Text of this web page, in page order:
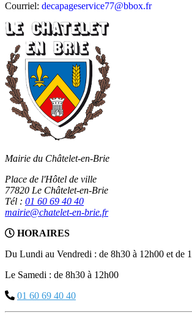
Courriel: decapageservice77@bbox.fr
Mairie du Châtelet-en-Brie
Place de l'Hôtel de ville
77820 Le Châtelet-en-Brie
Tél : 01 60 69 40 40
mairie@chatelet-en-brie.fr
HORAIRES
Du Lundi au Vendredi : de 8h30 à 12h00 et de
Le Samedi : de 8h30 à 12h00
01 60 69 40 40